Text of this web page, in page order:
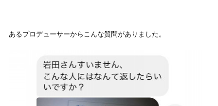
あるプロデューサーからこんな質問がありました。